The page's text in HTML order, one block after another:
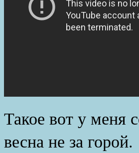
Такое вот у меня
весна не за горой.